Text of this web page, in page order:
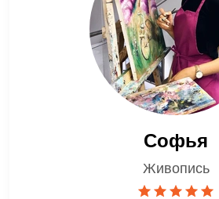
Софья
Живопись